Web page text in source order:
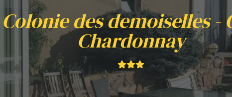
des demoiselles -
Chardonnay